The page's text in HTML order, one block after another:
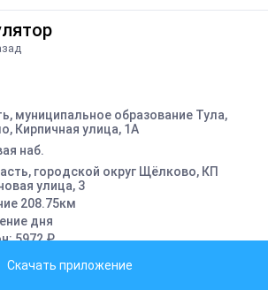
муниципальное образование Тула,
Кирпичная улица, 1А
наб.
городской округ Щёлково, КП
улица, 3
208.75км
дня
5972₽
Скачать приложение